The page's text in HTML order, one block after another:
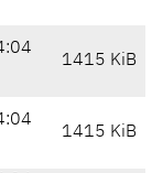
1415 KiB
1415 KiB